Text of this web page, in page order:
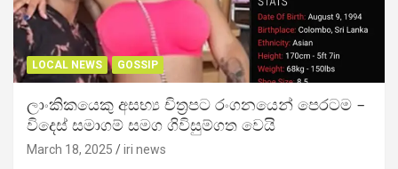
LOCAL NEWS GOSSIP
ලාංකිකයෙකු අසභ්‍ය චිත්‍රපට රංගනයෙන් පෙරටම –
විදෙස් සමාගම් සමග ගිවිසුම්ගත වෙයි
March 18, 2025 iri news